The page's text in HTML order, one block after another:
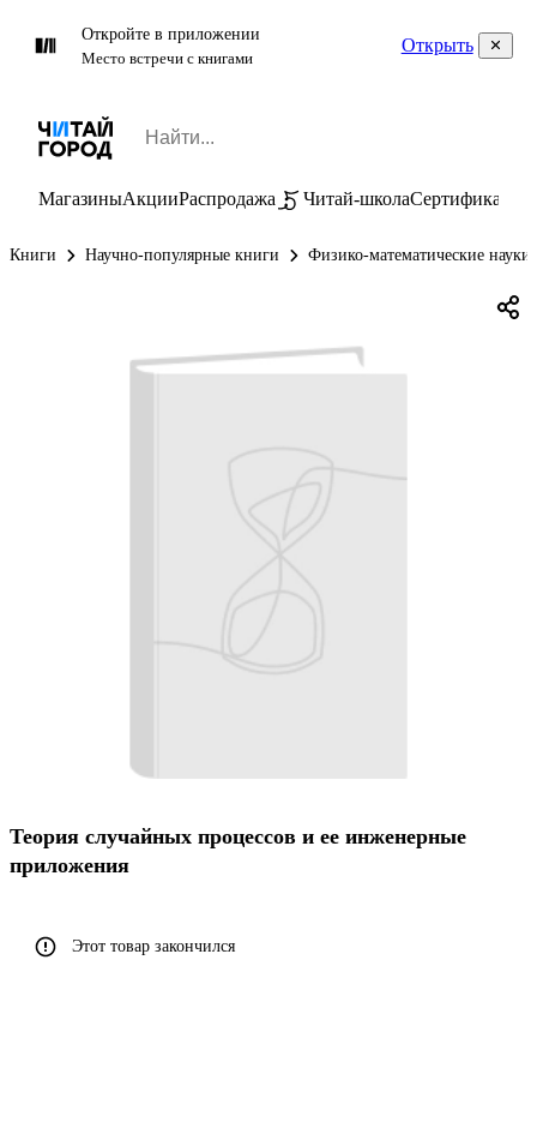
Откройте в приложении
Место встречи с книгами
Открыть
МагазиныАкцииРаспродажа Читай-школаСертификаты
Книги Научно-популярные книги Физико-математические науки
Теория случайных процессов и ее инженерные
приложения
Этот товар закончился